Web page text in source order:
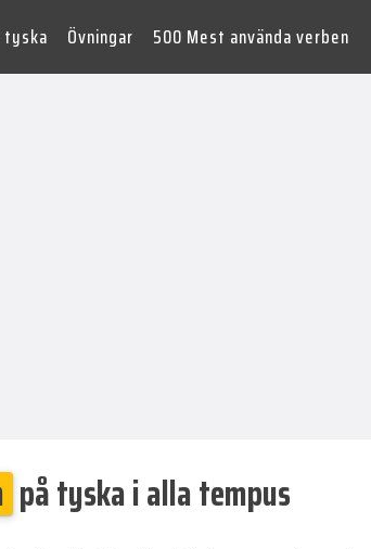
tyska Övningar 500 Mest använda verben
på tyska i alla tempus